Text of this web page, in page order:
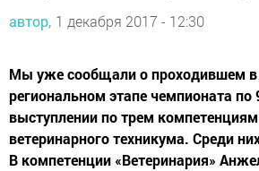
автор, 1 декабря 2017 - 12:30
Мы уже сообщали о проходившем в
региональном этапе чемпионата по
выступлении по трем компетенциям
ветеринарного техникума. Среди
В компетенции «Ветеринария»